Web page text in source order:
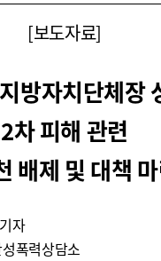
[보도자료]
방자치단체장
2차 피해 관련
배제 및 대책
자
폭력상담소